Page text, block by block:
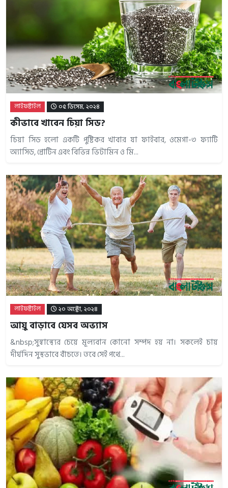
লাইফষ্টাইল ০৫ ডিসেম, ২০২৪
কীভাবে খাবেন চিয়া সিড?
চিয়া সিড হলো একটি পুষ্টিকর খাবার যা ফাইবার, ওমেগা-৩ ফ্যাটি
অ্যাসিড, প্রোটিন এবং বিভিন্ন ভিটামিন ও মি...
লাইফষ্টাইল ২০ অক্টো, ২০২৪
আয়ু বাড়াবে যেসব অভ্যাস
&nbsp;সুস্বাস্থ্যের চেয়ে মূল্যবান কোনো সম্পদ হয় না। সকলেই চায়
দীর্ঘদিন সুস্থভাবে বাঁচতে। তবে সেই পথে...